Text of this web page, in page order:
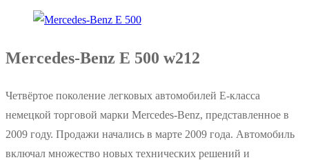
Mercedes-Benz E 500 w212
Четвёртое поколение легковых автомобилей E-класса
немецкой торговой марки Mercedes-Benz, представленное в
2009 году. Продажи начались в марте 2009 года. Автомобиль
включал множество новых технических решений и